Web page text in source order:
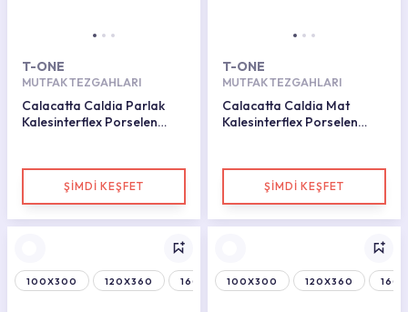
T-ONE
MUTFAK TEZGAHLARI
Calacatta Caldia Parlak
Kalesinterflex Porselen
ŞİMDİ KEŞFET
T-ONE
MUTFAK TEZGAHLARI
Calacatta Caldia Mat
Kalesinterflex Porselen
ŞİMDİ KEŞFET
100X300 120X360 160X320100X300 120X360